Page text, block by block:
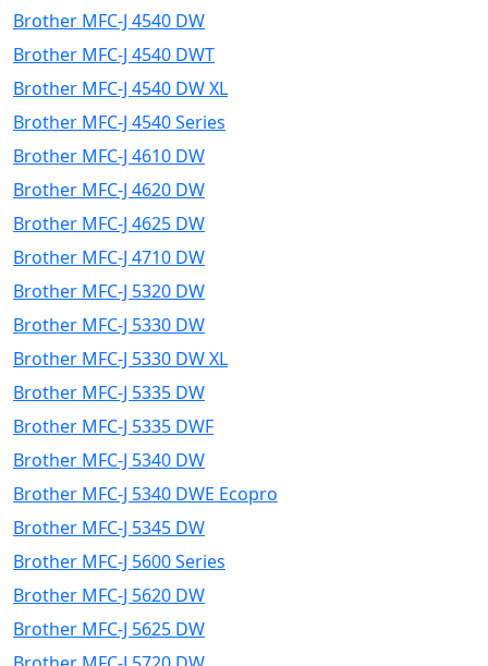
Brother MFC-J 4540 DW
Brother MFC-J 4540 DWT
Brother MFC-J 4540 DW XL
Brother MFC-J 4540 Series
Brother MFC-J 4610 DW
Brother MFC-J 4620 DW
Brother MFC-J 4625 DW
Brother MFC-J 4710 DW
Brother MFC-J 5320 DW
Brother MFC-J 5330 DW
Brother MFC-J 5330 DW XL
Brother MFC-J 5335 DW
Brother MFC-J 5335 DWF
Brother MFC-J 5340 DW
Brother MFC-J 5340 DWE Ecopro
Brother MFC-J 5345 DW
Brother MFC-J 5600 Series
Brother MFC-J 5620 DW
Brother MFC-J 5625 DW